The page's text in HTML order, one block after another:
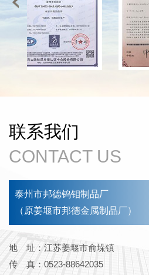
联系我们
CONTACT US
泰州市邦德钨钼制品厂
（原姜堰市邦德金属制品厂）
地 址：江苏姜堰市俞垛镇
传 真：0523-88642035